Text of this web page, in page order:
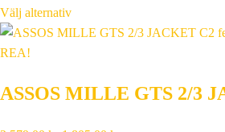
ursprungliga
priset
799,00 kr.
priset
400,00 kr.
Välj alternativ
REA!
ASSOS MILLE GTS 2/3